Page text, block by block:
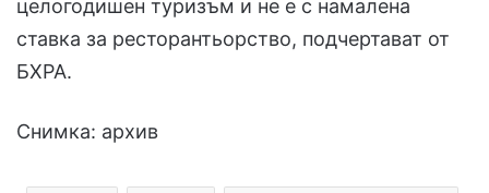
целогодишен туризъм и не е с намалена
ставка за ресторантьорство, подчертават от
БХРА.
Снимка: архив